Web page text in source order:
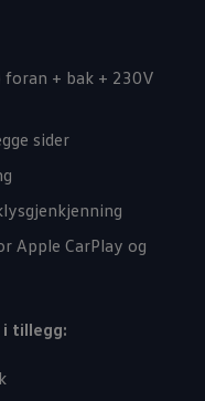
+ bak + 230V
sider
Apple CarPlay og
i tillegg: